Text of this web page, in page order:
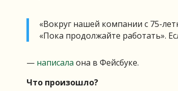
«Вокруг нашей компании с 75-
«Пока продолжайте работать».
— написала она в Фейсбуке.
Что произошло?